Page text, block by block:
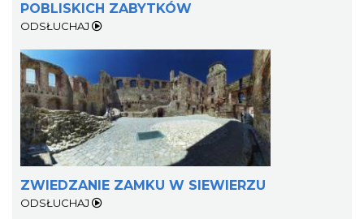
POBLISKICH ZABYTKÓW
ODSŁUCHAJ
ZWIEDZANIE ZAMKU W SIEWIERZU
ODSŁUCHAJ